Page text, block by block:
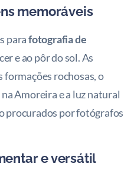
memoráveis
parafotografia de
e ao pôr do sol. As
formações rochosas, o
Amoreira e a luz natural
procurados por fotógrafos
e versátil